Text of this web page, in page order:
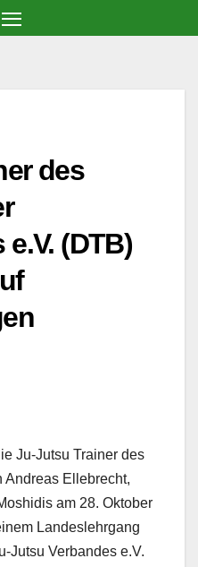
des
(DTB)
Ju-Jutsu Trainer des
Andreas Ellebrecht,
am 28. Oktober
Landeslehrgang
Jutsu Verbandes e.V.